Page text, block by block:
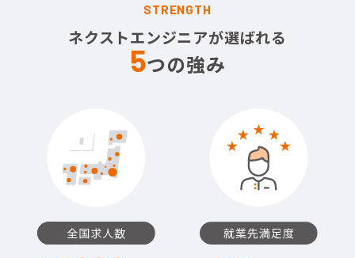
STRENGTH
ネクストエンジニアが選ばれる
5つの強み